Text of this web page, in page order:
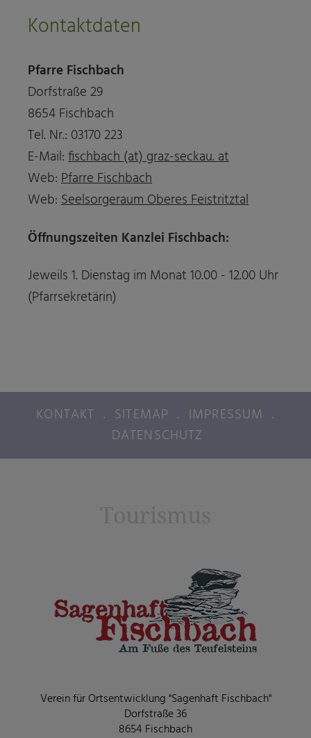
Kontaktdaten
Pfarre Fischbach
Dorfstraße 29
8654 Fischbach
Tel. Nr.: 03170 223
E-Mail: fischbach (at) graz-seckau. at
Web: Pfarre Fischbach
Web: Seelsorgeraum Oberes Feistritztal
Öffnungszeiten Kanzlei Fischbach:
Jeweils 1. Dienstag im Monat 10.00 - 12.00 Uhr
(Pfarrsekretärin)
KONTAKT . SITEMAP . IMPRESSUM
.
DATENSCHUTZ
Verein für Ortsentwicklung "Sagenhaft Fischbach"
Dorfstraße 36
8654 Fischbach